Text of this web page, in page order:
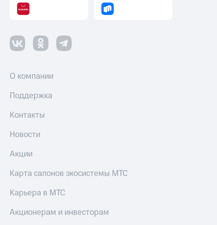
О компании
Поддержка
Контакты
Новости
Акции
Карта салонов экосистемы МТС
Карьера в МТС
Акционерам и инвесторам